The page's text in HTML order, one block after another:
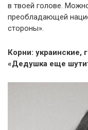
в твоей голове.
преобладающей
стороны».
Корни: украинские,
«Дедушка еще